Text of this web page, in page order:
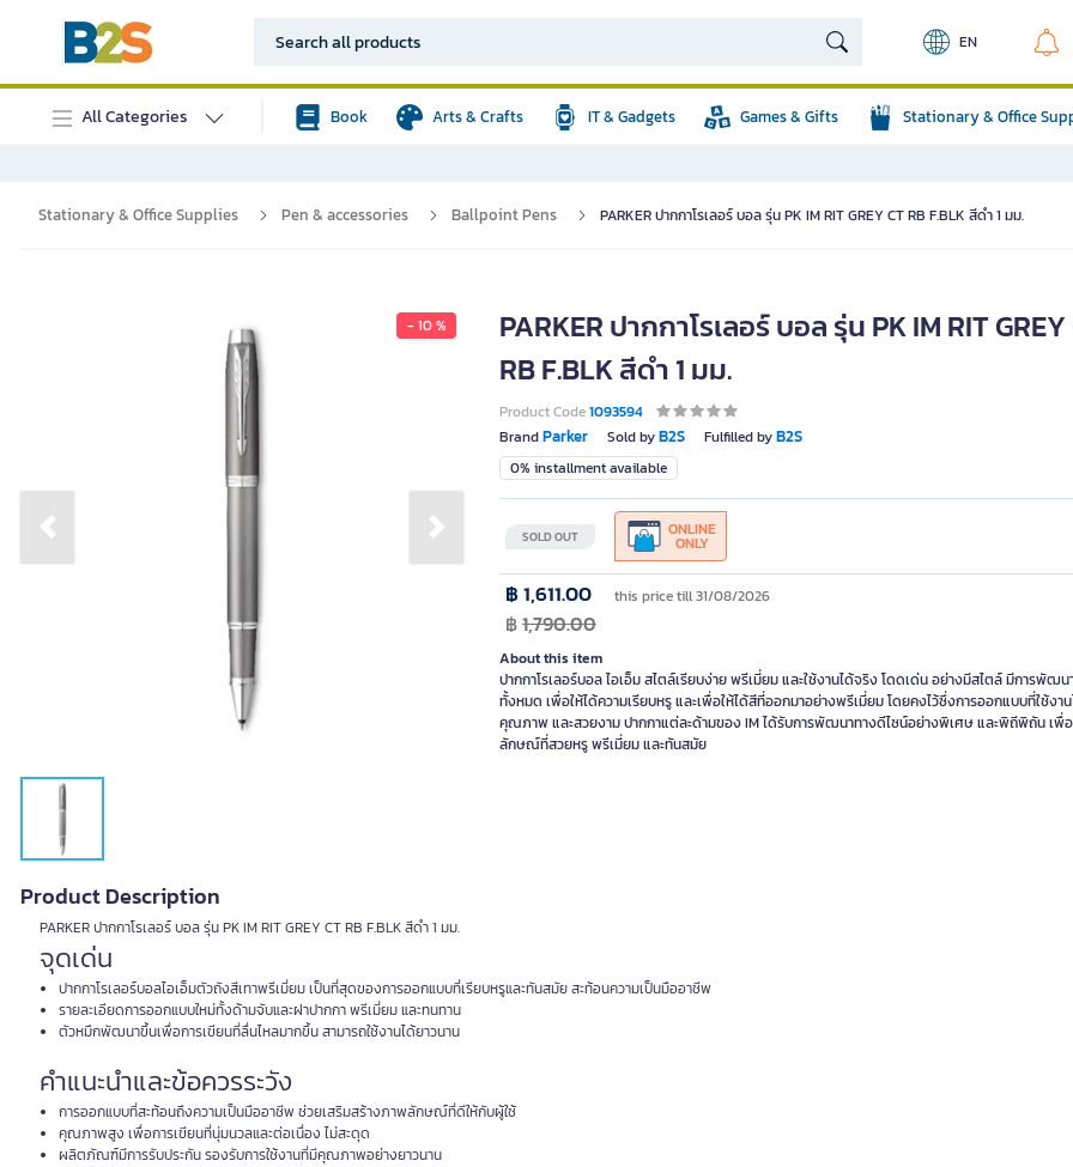
EN
All Categories Book Arts & Crafts IT & Gadgets Games & Gifts Stationary & Office
Stationary & Office Supplies Pen & accessories Ballpoint Pens PARKER ปากกาโรเลอร์ บอล รุ่น PK IM RIT GREY CT RB F.BLK สีดำ 1 มม.
- 10 %
Previous slide Next slide
PARKER ปากกาโรเลอร์ บอล รุ่น PK IM RIT GREY
RB F.BLK สีดำ 1 มม.
Product Code1093594
BrandParker Sold byB2S Fulfilled byB2S
0% installment available
SOLD OUT ONLINE
ONLY
฿ 1,611.00 this price till 31/08/2026
฿1,790.00
About this item
ปากกาโรเลอร์บอล ไอเอ็ม สไตล์เรียบง่าย พรีเมี่ยม และใช้งานได้จริง โดดเด่น อย่างมีสไตล์ มีการพัฒ
ทั้งหมด เพื่อให้ได้ความเรียบหรู และเพื่อให้ได้สีที่ออกมาอย่างพรีเมี่ยม โดยคงไว้ซึ่งการออกแบบที่ใช้งา
คุณภาพ และสวยงาม ปากกาแต่ละด้ามของ IM ได้รับการพัฒนาทางดีไซน์อย่างพิเศษ และพิถีพิถัน เพื่อ
ลักษณ์ที่สวยหรู พรีเมี่ยม และทันสมัย
Product Description
PARKER ปากกาโรเลอร์ บอล รุ่น PK IM RIT GREY CT RB F.BLK สีดำ 1 มม.
จุดเด่น
ปากกาโรเลอร์บอลไอเอ็มตัวถังสีเทาพรีเมี่ยม เป็นที่สุดของการออกแบบที่เรียบหรูและทันสมัย สะท้อนความเป็นมืออาชีพ
รายละเอียดการออกแบบใหม่ทั้งด้ามจับและฝาปากกา พรีเมี่ยม และทนทาน
ตัวหมึกพัฒนาขึ้นเพื่อการเขียนที่ลื่นไหลมากขึ้น สามารถใช้งานได้ยาวนาน
คำแนะนำและข้อควรระวัง
การออกแบบที่สะท้อนถึงความเป็นมืออาชีพ ช่วยเสริมสร้างภาพลักษณ์ที่ดีให้กับผู้ใช้
คุณภาพสูง เพื่อการเขียนที่นุ่มนวลและต่อเนื่อง ไม่สะดุด
ผลิตภัณฑ์มีการรับประกัน รองรับการใช้งานที่มีคุณภาพอย่างยาวนาน